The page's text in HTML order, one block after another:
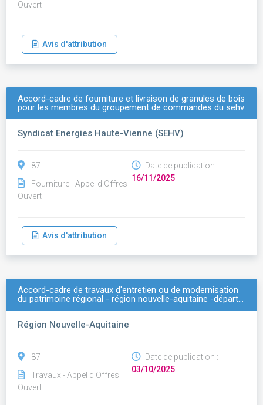
Ouvert
Avis d'attribution
Accord-cadre de fourniture et livraison de granules de bois
pour les membres du groupement de commandes du sehv
Syndicat Energies Haute-Vienne (SEHV)
87
Fourniture - Appel d'Offres
Ouvert
Date de publication :
16/11/2025
Avis d'attribution
Accord-cadre de travaux d'entretien ou de modernisation
du patrimoine régional - région nouvelle-aquitaine -départ…
Région Nouvelle-Aquitaine
87
Travaux - Appel d'Offres
Ouvert
Date de publication :
03/10/2025